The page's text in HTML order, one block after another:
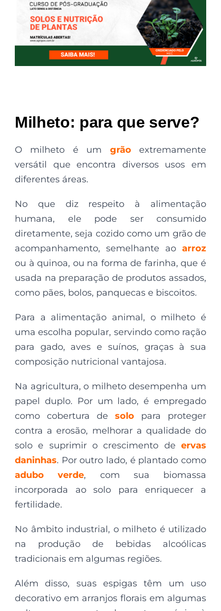
Milheto: para que serve?
O milheto é um grão
extremamente
versátil que encontra diversos usos em
diferentes áreas.
No que diz respeito à alimentação
humana, ele pode ser consumido
diretamente, seja cozido como um grão de
acompanhamento, semelhante ao arroz
ou à quinoa, ou na forma de farinha, que é
usada na preparação de produtos assados,
como pães, bolos, panquecas e biscoitos.
Para a alimentação animal, o milheto é
uma escolha popular, servindo como ração
para gado, aves e suínos, graças à sua
composição nutricional vantajosa.
Na agricultura, o milheto desempenha um
papel duplo. Por um lado, é empregado
como cobertura de solo
para proteger
contra a erosão, melhorar a qualidade do
solo e suprimir o crescimento de ervas
daninhas. Por outro lado, é plantado como
adubo verde, com sua biomassa
incorporada ao solo para enriquecer a
fertilidade.
No âmbito industrial, o milheto é utilizado
na produção de bebidas alcoólicas
tradicionais em algumas regiões.
Além disso, suas espigas têm um uso
decorativo em arranjos florais em algumas